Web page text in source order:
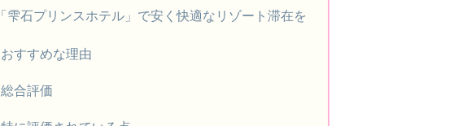
「雫石プリンスホテル」で安く快適なリゾート滞在を
おすすめな理由
総合評価